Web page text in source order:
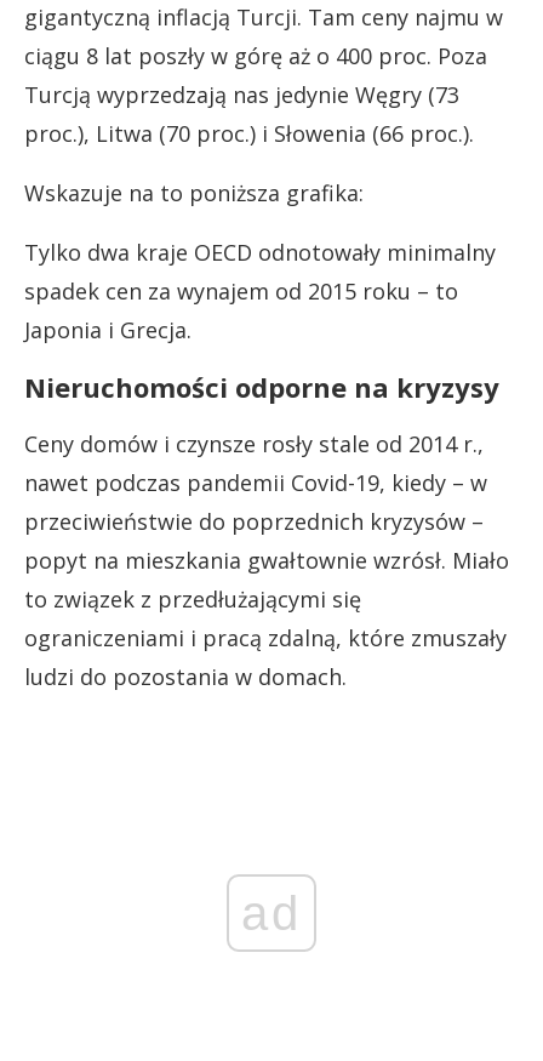
gigantyczną inflacją Turcji. Tam ceny najmu w
ciągu 8 lat poszły w górę aż o 400 proc. Poza
Turcją wyprzedzają nas jedynie Węgry (73
proc.), Litwa (70 proc.) i Słowenia (66 proc.).
Wskazuje na to poniższa grafika:
Tylko dwa kraje OECD odnotowały minimalny
spadek cen za wynajem od 2015 roku – to
Japonia i Grecja.
Nieruchomości odporne na kryzysy
Ceny domów i czynsze rosły stale od 2014 r.,
nawet podczas pandemii Covid-19, kiedy – w
przeciwieństwie do poprzednich kryzysów –
popyt na mieszkania gwałtownie wzrósł. Miało
to związek z przedłużającymi się
ograniczeniami i pracą zdalną, które zmuszały
ludzi do pozostania w domach.
ad